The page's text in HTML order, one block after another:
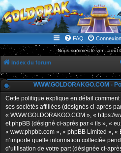
le site de la Lune Rouge
FAQ Connexion
Nous sommes le ven. août
Index du forum
WWW.GOLDORAKGO.COM -
Cette politique explique en détail comment
ses sociétés affiliées (désignés ci-après
« WWW.GOLDORAKGO.COM », « https://
et phpBB (désigné ci-après par « ils », «
« www.phpbb.com », « phpBB Limited »,
n’importe quelle information collectée
d’utilisation de votre part (désignée ci-